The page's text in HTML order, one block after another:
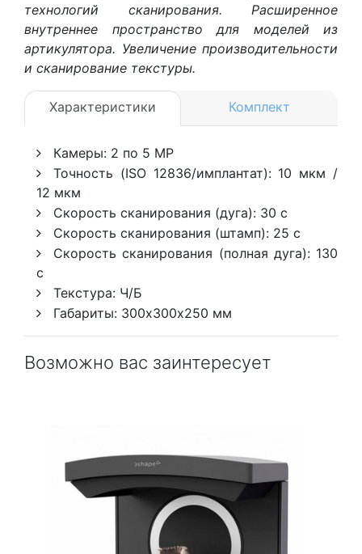
технологий сканирования. Расширенное
внутреннее пространство для моделей из
артикулятора. Увеличение производительности
и сканирование текстуры.
Характеристики Комплект
Камеры: 2 по 5 MP
Точность (ISO 12836/имплантат): 10 мкм /
12 мкм
Скорость сканирования (дуга): 30 с
Скорость сканирования (штамп): 25 с
Скорость сканирования (полная дуга): 130
с
Текстура: Ч/Б
Габариты: 300х300х250 мм
Возможно вас заинтересует